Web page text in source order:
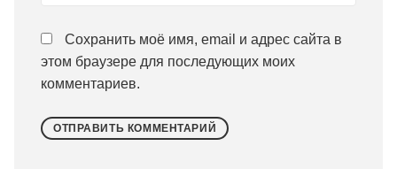
Сохранить моё имя, email и адрес сайта в
этом браузере для последующих моих
комментариев.